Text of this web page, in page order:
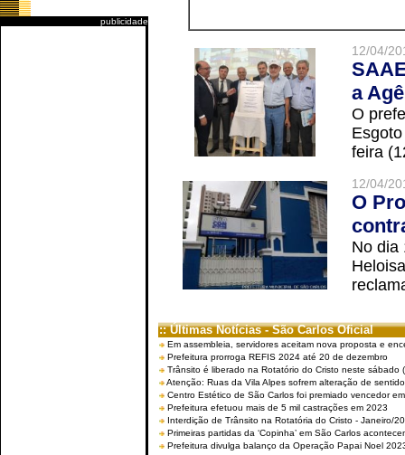
publicidade
12/04/
a
O
feira
12/04/
O
No dia
:: Últimas Notícias - São Carlos Oficial
Em assembleia, servidores aceitam nova proposta e
Prefeitura prorroga REFIS 2024 até 20 de dezembro
Trânsito é liberado na Rotatório do Cristo neste sábado
Atenção: Ruas da Vila Alpes sofrem alteração de
Centro Estético de São Carlos foi premiado vencedor
Prefeitura efetuou mais de 5 mil castrações em 2023
Interdição de Trânsito na Rotatória do Cristo - Janeiro/
Primeiras partidas da ‘Copinha’ em São Carlos
Prefeitura divulga balanço da Operação Papai Noel